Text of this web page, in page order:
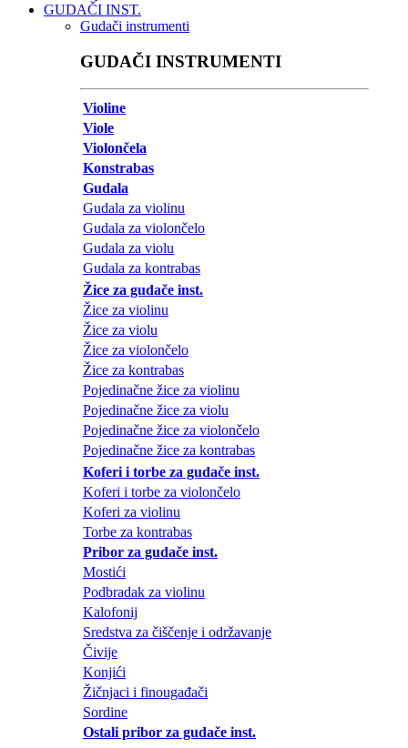
GUDAČI INST.
Gudači instrumenti
GUDAČI INSTRUMENTI
Violine
Viole
Violončela
Konstrabas
Gudala
Gudala za violinu
Gudala za violončelo
Gudala za violu
Gudala za kontrabas
Žice za gudače inst.
Žice za violinu
Žice za violu
Žice za violončelo
Žice za kontrabas
Pojedinačne žice za violinu
Pojedinačne žice za violu
Pojedinačne žice za violončelo
Pojedinačne žice za kontrabas
Koferi i torbe za gudače inst.
Koferi i torbe za violončelo
Koferi za violinu
Torbe za kontrabas
Pribor za gudače inst.
Mostići
Podbradak za violinu
Kalofonij
Sredstva za čiščenje i održavanje
Čivije
Konjići
Žičnjaci i finougađači
Sordine
Ostali pribor za gudače inst.